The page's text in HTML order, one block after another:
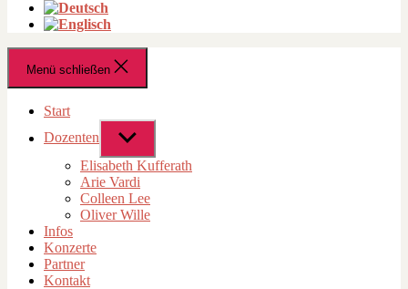
Menü schließen
Start
Dozenten
Untermenü
Elisabeth Kufferath
Arie Vardi
Colleen Lee
Oliver Wille
Infos
Konzerte
Partner
Kontakt